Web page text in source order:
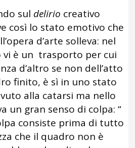
sul delirio creativo
così lo stato emotivo che
d’arte solleva: nel
vi è un trasporto per cui
d’altro se non dell’atto
finito, è sì in uno stato
alla catarsi ma nello
un gran senso di colpa: “
consiste prima di tutto
che il quadro non è